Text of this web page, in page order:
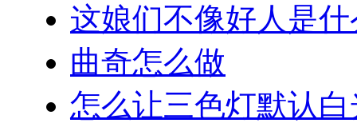
这娘们不像好人是
曲奇怎么做
怎么让三色灯默认白